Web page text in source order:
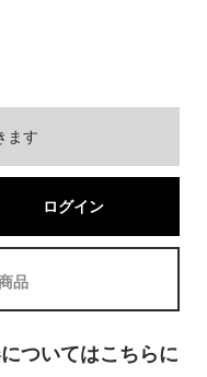
ます
ログイン
品
ついてはこちらに